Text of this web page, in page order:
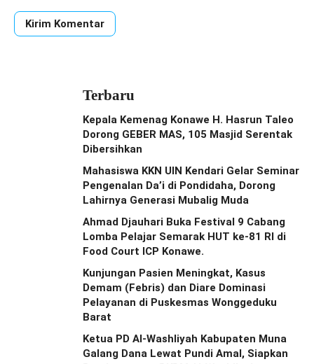
Terbaru
Kepala Kemenag Konawe H. Hasrun Taleo
Dorong GEBER MAS, 105 Masjid Serentak
Dibersihkan
Mahasiswa KKN UIN Kendari Gelar Seminar
Pengenalan Da’i di Pondidaha, Dorong
Lahirnya Generasi Mubalig Muda
Ahmad Djauhari Buka Festival 9 Cabang
Lomba Pelajar Semarak HUT ke-81 RI di
Food Court ICP Konawe.
Kunjungan Pasien Meningkat, Kasus
Demam (Febris) dan Diare Dominasi
Pelayanan di Puskesmas Wonggeduku
Barat
Ketua PD Al-Washliyah Kabupaten Muna
Galang Dana Lewat Pundi Amal, Siapkan